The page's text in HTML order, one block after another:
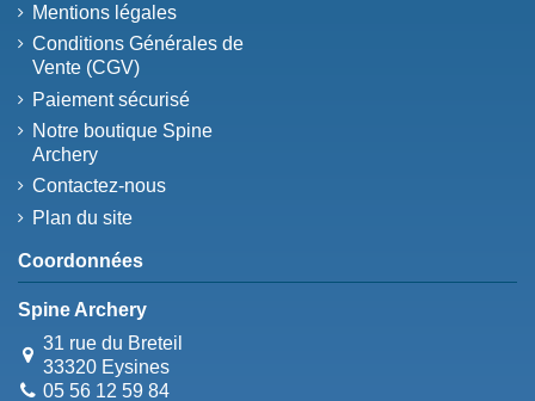
Mentions légales
Conditions Générales de
Vente (CGV)
Paiement sécurisé
Notre boutique Spine
Archery
Contactez-nous
Plan du site
Coordonnées
Spine Archery
31 rue du Breteil
33320 Eysines
05 56 12 59 84